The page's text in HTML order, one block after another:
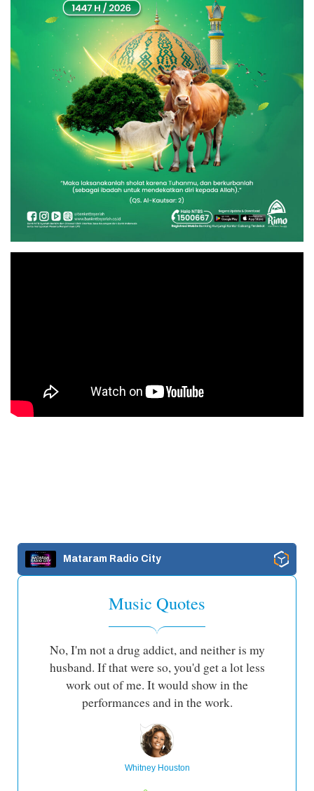
Mataram Radio City
Music Quotes
No, I'm not a drug addict, and neither is my
husband. If that were so, you'd get a lot less
work out of me. It would show in the
performances and in the work.
Whitney Houston